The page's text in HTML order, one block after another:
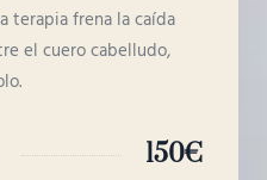
terapia frena la caída
el cuero cabelludo,
150€